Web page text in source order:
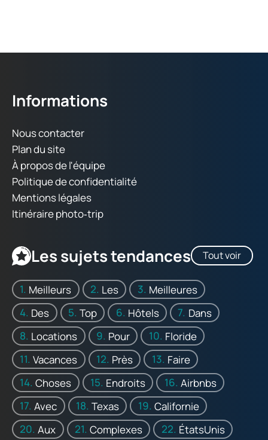
Informations
Nous contacter
Plan du site
À propos de l'équipe
Politique de confidentialité
Mentions légales
Itinéraire photo‑trip
Les sujets tendances Tout voir
Meilleurs Les
Meilleures
Des
Top Hôtels
Dans
Locations
Pour
Floride
Vacances
Près
Faire
Choses
Endroits
Airbnbs
Avec
Texas
Californie
Aux
Complexes ÉtatsUnis